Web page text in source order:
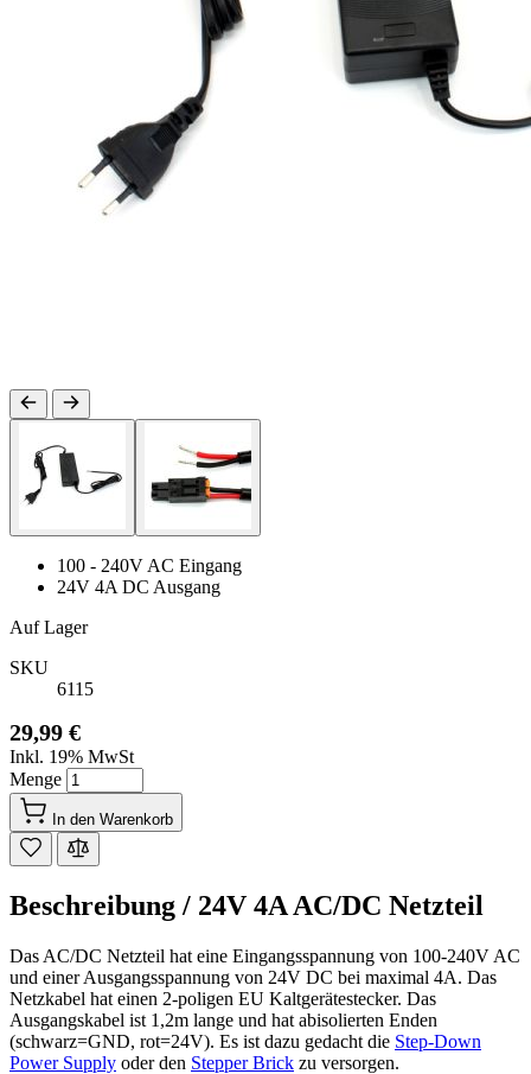
100 - 240V AC Eingang
24V 4A DC Ausgang
Auf Lager
SKU
6115
29,99 €
Inkl. 19% MwSt
Menge
In den Warenkorb
Beschreibung / 24V 4A AC/DC Netzteil
Das AC/DC Netzteil hat eine Eingangsspannung von 100-240V AC
und einer Ausgangsspannung von 24V DC bei maximal 4A. Das
Netzkabel hat einen 2-poligen EU Kaltgerätestecker. Das
Ausgangskabel ist 1,2m lange und hat abisolierten Enden
(schwarz=GND, rot=24V). Es ist dazu gedacht die Step-Down
Power Supply oder den Stepper Brick zu versorgen.